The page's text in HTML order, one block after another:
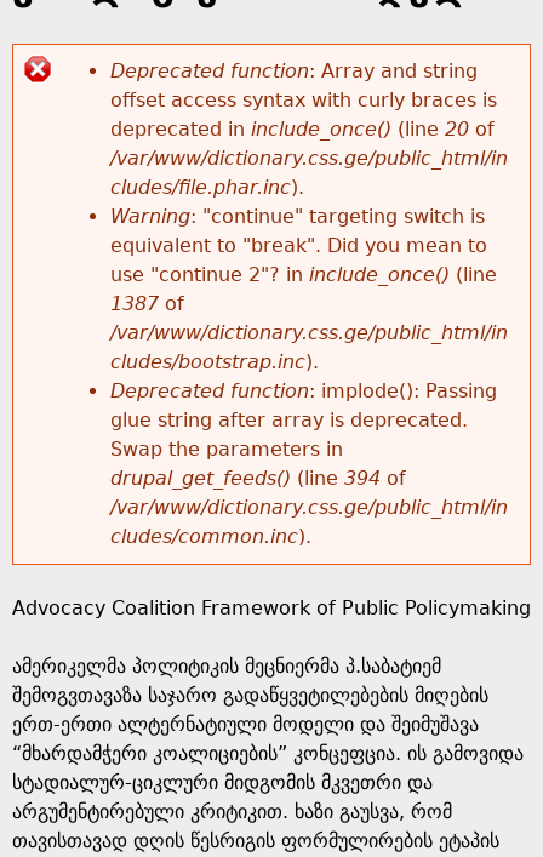
w
h
g
e
Deprecated function: Array and string
offset access syntax with curly braces is
deprecated in include_once() (line 20 of
/var/www/dictionary.css.ge/public_html/in
cludes/file.phar.inc).
Warning: "continue" targeting switch is
equivalent to "break". Did you mean to
use "continue 2"? in include_once() (line
1387 of
/var/www/dictionary.css.ge/public_html/in
cludes/bootstrap.inc).
Deprecated function: implode(): Passing
glue string after array is deprecated.
Swap the parameters in
drupal_get_feeds() (line 394 of
/var/www/dictionary.css.ge/public_html/in
cludes/common.inc).
Advocacy Coalition Framework of Public Policymaking
ამერიკელმა პოლიტიკის მეცნიერმა პ.საბატიემ
შემოგვთავაზა საჯარო გადაწყვეტილებების მიღების
ერთ-ერთი ალტერნატიული მოდელი და შეიმუშავა
“მხარდამჭერი კოალიციების” კონცეფცია. ის გამოვიდა
სტადიალურ-ციკლური მიდგომის მკვეთრი და
არგუმენტირებული კრიტიკით. ხაზი გაუსვა, რომ
თავისთავად დღის წესრიგის ფორმულირების ეტაპის